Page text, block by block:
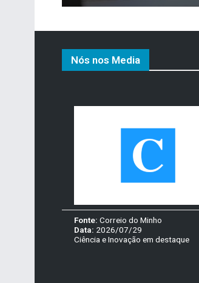
Nós nos Media
Fonte: Correio do Minho
Data: 2026/07/29
Ciência e Inovação em destaque